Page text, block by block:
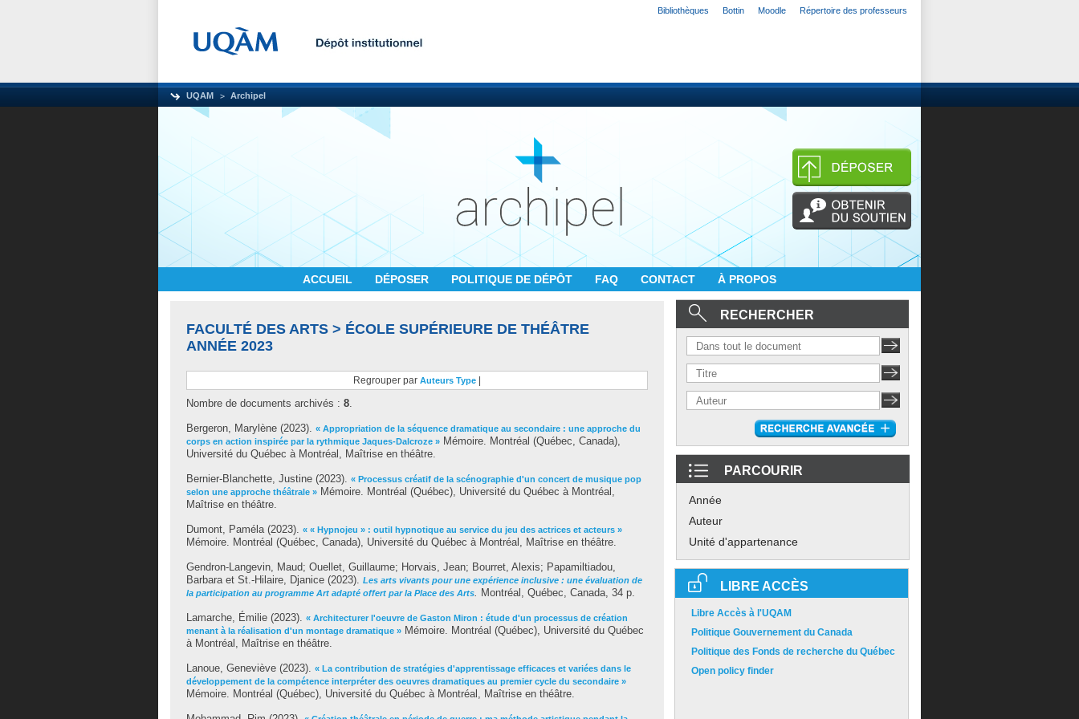
Bibliothèques Bottin Moodle Répertoire des professeurs
UQAM Archipel
ACCUEIL DÉPOSER POLITIQUE DE DÉPÔT FAQ CONTACT À PROPOS
FACULTÉ DES ARTS > ÉCOLE SUPÉRIEURE DE THÉÂTRE
ANNÉE 2023
Regrouper par Auteurs Type
Nombre de documents archivés : 8.
Bergeron, Marylène (2023). « Appropriation de la séquence dramatique au secondaire : une approche du
corps en action inspirée par la rythmique Jaques-Dalcroze » Mémoire. Montréal (Québec, Canada),
Université du Québec à Montréal, Maîtrise en théâtre.
Bernier-Blanchette, Justine (2023). « Processus créatif de la scénographie d'un concert de musique pop
selon une approche théâtrale » Mémoire. Montréal (Québec), Université du Québec à Montréal,
Maîtrise en théâtre.
Dumont, Paméla(2023). « « Hypnojeu » : outil hypnotique au service du jeu des actrices et acteurs »
Mémoire. Montréal (Québec, Canada), Université du Québec à Montréal, Maîtrise en théâtre.
Gendron-Langevin, Maud; Ouellet, Guillaume; Horvais, Jean; Bourret, Alexis; Papamiltiadou,
Barbaraet St.-Hilaire, Djanice (2023). Les arts vivants pour une expérience inclusive : une évaluation de
la participation au programme Art adapté offert par la Place des Arts. Montréal, Québec, Canada, 34 p.
Lamarche, Émilie (2023). « Architecturer l'oeuvre de Gaston Miron : étude d'un processus de création
menant à la réalisation d'un montage dramatique » Mémoire. Montréal (Québec), Université du Québec
à Montréal, Maîtrise en théâtre.
Lanoue, Geneviève (2023). « La contribution de stratégies d'apprentissage efficaces et variées dans le
développement de la compétence interpréter des oeuvres dramatiques au premier cycle du secondaire »
Mémoire. Montréal (Québec), Université du Québec à Montréal, Maîtrise en théâtre.
RECHERCHER
PARCOURIR
Année
Auteur
Unité d'appartenance
LIBRE ACCÈS
Libre Accès à l'UQAM
Politique Gouvernement du Canada
Politique des Fonds de recherche du Québec
Open policy finder